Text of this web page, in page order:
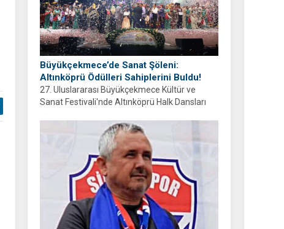
Büyükçekmece’de Sanat Şöleni:
Altınköprü Ödülleri Sahiplerini Buldu!
27. Uluslararası Büyükçekmece Kültür ve
Sanat Festivali'nde Altınköprü Halk Dansları